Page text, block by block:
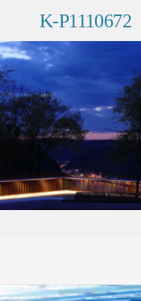
K-P1110672